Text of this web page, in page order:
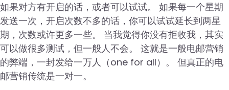
如果对方有开启的话，或者可以试试。 如果每一个星期
发送一次，开启次数不多的话，你可以试试延长到两星
期，次数或许更多一些。 当我觉得你没有拒收我，其实
可以做很多测试，但一般人不会。 这就是一般电邮营销
的弊端，一封发给一万人（one for all）。 但真正的电
邮营销传统是一对一。